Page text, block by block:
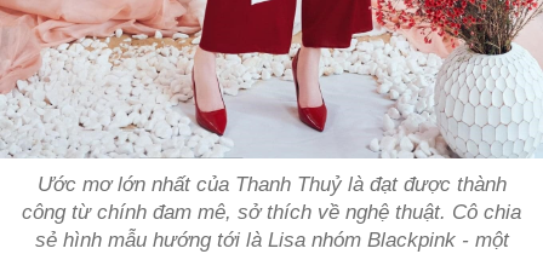
Ước mơ lớn nhất của Thanh Thuỷ là đạt được thành
công từ chính đam mê, sở thích về nghệ thuật. Cô chia
sẻ hình mẫu hướng tới là Lisa nhóm Blackpink - một